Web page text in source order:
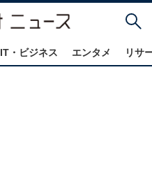
IT・ビジネス エンタメ リサ